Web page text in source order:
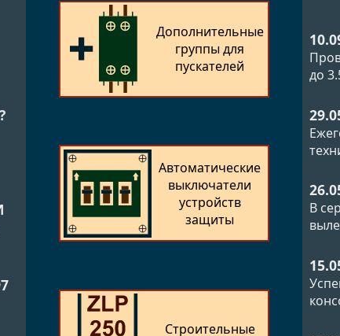
Дополнительные
группы для
пускателей
Автоматические
выключатели
устройств
защиты
Строительные
до
В